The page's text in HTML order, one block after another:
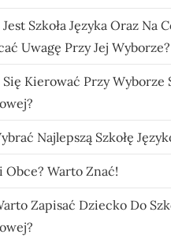
Szkoła Języka Oraz Na
Uwagę Przy Jej Wyborze?
Się Kierować Przy Wyborze
Najlepszą Szkołę
Obce? Warto Znać!
Zapisać Dziecko Do